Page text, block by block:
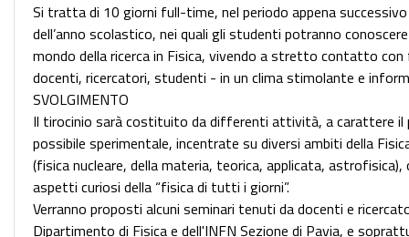
Si tratta di 10 giorni full-time, nel periodo appena
dell’anno scolastico, nei quali gli studenti potranno
mondo della ricerca in Fisica, vivendo a stretto contatto
docenti, ricercatori, studenti - in un clima stimolante e
SVOLGIMENTO
Il tirocinio sarà costituito da differenti attività, a carattere il
possibile sperimentale, incentrate su diversi ambiti della
(fisica nucleare, della materia, teorica, applicata, astrofisica),
aspetti curiosi della “fisica di tutti i giorni”.
Verranno proposti alcuni seminari tenuti da docenti e
Dipartimento di Fisica e dell'INFN Sezione di Pavia, e